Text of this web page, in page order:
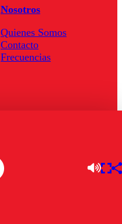
Nosotros
Quienes Somos
Contacto
Frecuencias